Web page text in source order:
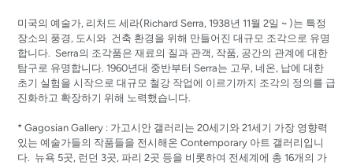
미국의 예술가, 리처드 세라(Richard Serra, 1938년 11월 2일 ~ )는 특정
장소의 풍경, 도시와 건축 환경을 위해 만들어진 대규모 조각으로 유명
합니다. Serra의 조각품은 재료의 질과 관객, 작품, 공간의 관계에 대한
탐구로 유명합니다. 1960년대 중반부터 Serra는 고무, 네온, 납에 대한
초기 실험을 시작으로 대규모 철강 작업에 이르기까지 조각의 정의를 급
진화하고 확장하기 위해 노력했습니다.
* Gagosian Gallery : 가고시안 갤러리는 20세기와 21세기 가장 영향력
있는 예술가들의 작품들을 전시해온 Contemporary 아트 갤러리입니
다. 뉴욕 5곳, 런던 3곳, 파리 2곳 등을 비롯하여 전세계에 총 16개의 가